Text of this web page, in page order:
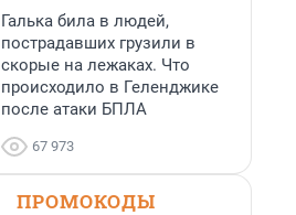
Галька била в людей,
пострадавших грузили в
скорые на лежаках. Что
происходило в Геленджике
после атаки БПЛА
67 973
ПРОМОКОДЫ